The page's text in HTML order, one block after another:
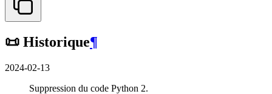
📜 Historique¶
2024-02-13
Suppression du code Python 2.